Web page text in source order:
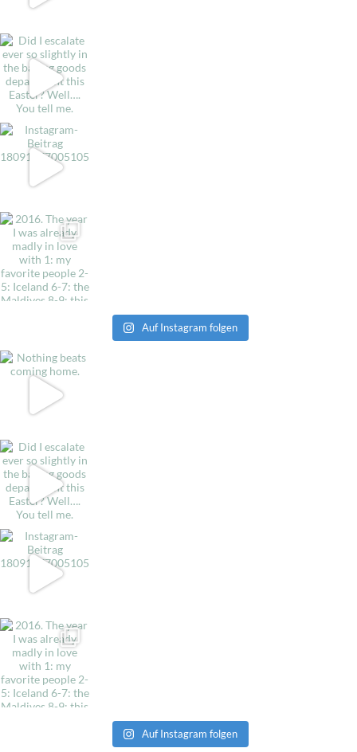
Auf Instagram folgen
Auf Instagram folgen